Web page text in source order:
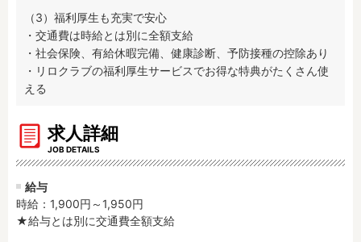
（3）福利厚生も充実で安心
・交通費は時給とは別に全額支給
・社会保険、有給休暇完備、健康診断、予防接種の控除あり
・リロクラブの福利厚生サービスでお得な特典がたくさん使
える
求人詳細
JOB DETAILS
給与
時給：1,900円～1,950円
★給与とは別に交通費全額支給
時給1600円～
社会保険完備
住宅手当・借上社宅
資格不問
初心者歓迎
男性保育士
小規模保育園
株式会社
く！
月収見込み